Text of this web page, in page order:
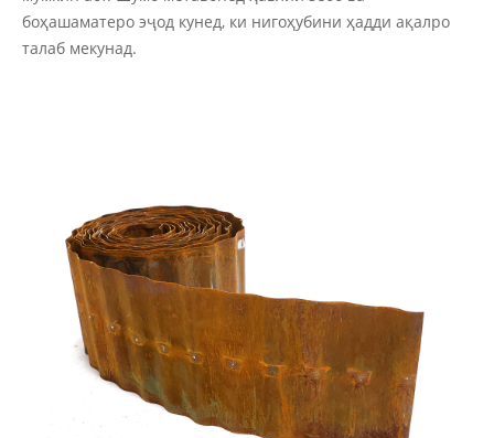
боҳашаматеро эҷод кунед, ки нигоҳубини ҳадди ақалро
талаб мекунад.